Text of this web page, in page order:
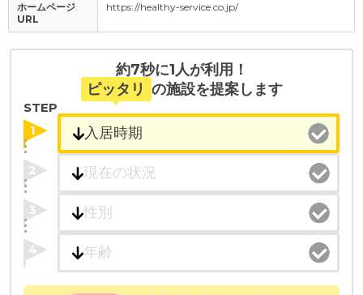
ホームページ
URL
https://healthy-service.co.jp/
約7秒に1人が利用！
ピッタリ の施設を提案します
STEP
1
2
3
4